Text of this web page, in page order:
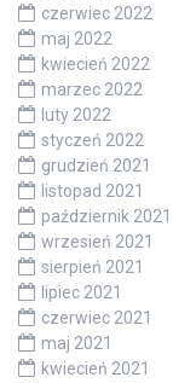
czerwiec 2022
maj 2022
kwiecień 2022
marzec 2022
luty 2022
styczeń 2022
grudzień 2021
listopad 2021
październik 2021
wrzesień 2021
sierpień 2021
lipiec 2021
czerwiec 2021
maj 2021
kwiecień 2021